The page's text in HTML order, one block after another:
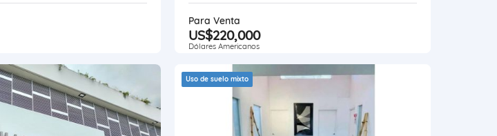
Para Venta
US$220,000
Dólares Americanos
Uso de suelo mixto